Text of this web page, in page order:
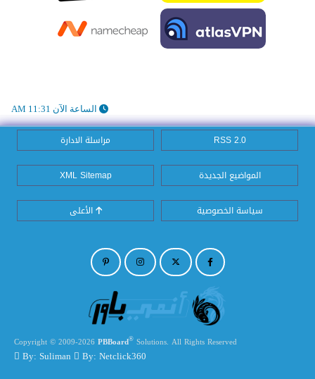
الساعة الآن 11:31 AM
RSS 2.0 مراسلة الادارة
المواضيع الجديدة XML Sitemap
سياسة الخصوصية الأعلى
Copyright © 2009-2026 PBBoard® Solutions. All Rights Reserved
By: Suliman By: Netclick360